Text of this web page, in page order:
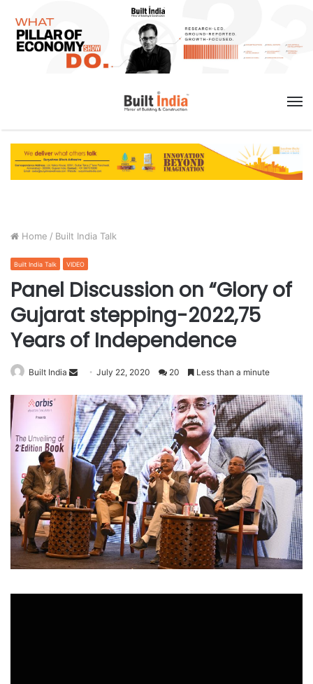
Home / Built India Talk
Built India Talk VIDEO
Panel Discussion on “Glory of
Gujarat stepping-2022,75
Years of Independence
Built India
Send
email
July 22, 2020 20 Less than a minute